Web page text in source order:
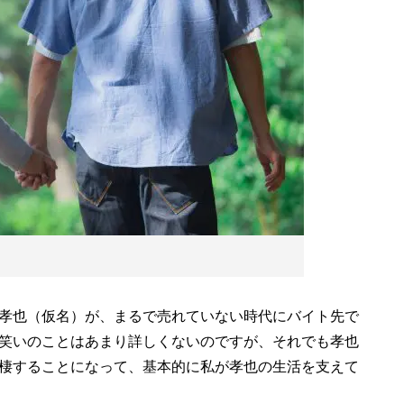
也（仮名）が、まるで売れていない時代にバイト先で
いのことはあまり詳しくないのですが、それでも孝也
することになって、基本的に私が孝也の生活を支えて